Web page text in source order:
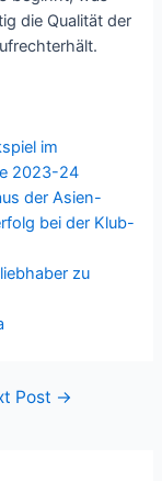
die Qualität der
im
2023-24
der Asien-
bei der Klub-
zu
Post →